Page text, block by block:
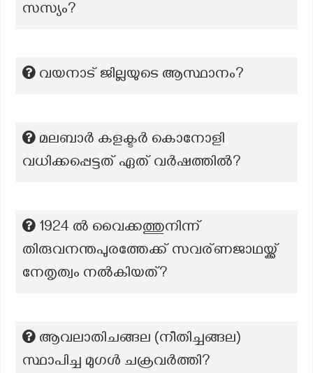
സസ്യം?
വയനാട് ജില്ലയുടെ ആസ്ഥാനം?
മലബാർ കളക്ടർ കൊനോളി
വധിക്കപ്പെട്ടത് ഏത് വർഷത്തിൽ?
1924 ൽ വൈക്കത്തുനിന്ന്
തിരുവനന്തപുരത്തേക്ക് സവര്ണജാഥയ്ക്ക്
നേതൃത്വം നൽകിയത്?
ആവലാതിചങ്ങല (നീതിച്ചങ്ങല)
സ്ഥാപിച്ച മുഗൾ ചക്രവർത്തി?